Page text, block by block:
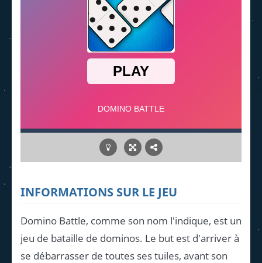
INFORMATIONS SUR LE JEU
Domino Battle, comme son nom l'indique, est un
jeu de bataille de dominos. Le but est d'arriver à
se débarrasser de toutes ses tuiles, avant son